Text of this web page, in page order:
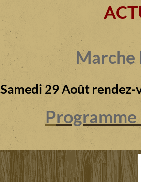
Samedi 29 Août rendez-
P